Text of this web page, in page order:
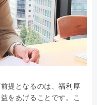
提となるのは、福利厚
をあげることです。こ